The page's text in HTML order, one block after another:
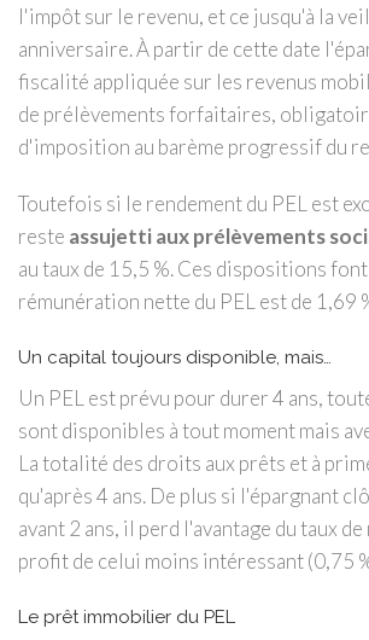
l'impôt sur le revenu, et ce jusqu'à la
anniversaire. À partir de cette date
fiscalité appliquée sur les revenus
de prélèvements forfaitaires,
d'imposition au barème progressif du
Toutefois si le rendement du PEL est
reste assujetti aux prélèvements
au taux de 15,5 %. Ces dispositions
rémunération nette du PEL est de 1,69
Un capital toujours disponible, mais…
Un PEL est prévu pour durer 4 ans,
sont disponibles à tout moment mais
La totalité des droits aux prêts et à
qu'après 4 ans. De plus si l'épargnant
avant 2 ans, il perd l'avantage du taux
profit de celui moins intéressant (0,75
Le prêt immobilier du PEL